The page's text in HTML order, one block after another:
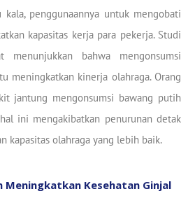
kala, penggunaannya untuk mengobati
kapasitas kerja para pekerja. Studi
menunjukkan bahwa mengonsumsi
meningkatkan kinerja olahraga. Orang
jantung mengonsumsi bawang putih
ini mengakibatkan penurunan detak
kapasitas olahraga yang lebih baik.
Meningkatkan Kesehatan Ginjal